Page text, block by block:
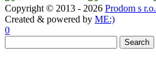
Copyright © 2013 - 2026 Prodom s r.o.
Created & powered by ME:)
0